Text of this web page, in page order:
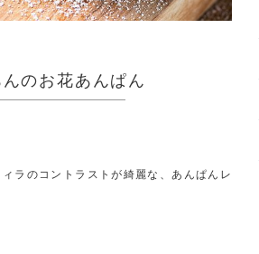
のお花あんぱん
ラのコントラストが綺麗な、あんぱんレ